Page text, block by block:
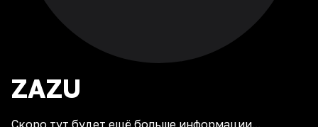
ZAZU
Скоро тут будет ещё больше информации...